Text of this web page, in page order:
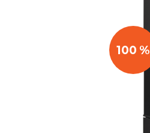
100 %